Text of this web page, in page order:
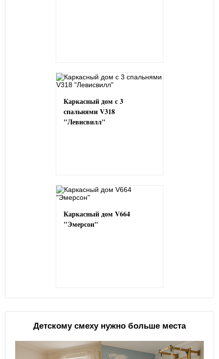
Каркасный дом с 3
спальнями V318
"Левисвилл"
Каркасный дом V664
"Эмерсон"
Детскому смеху нужно больше места